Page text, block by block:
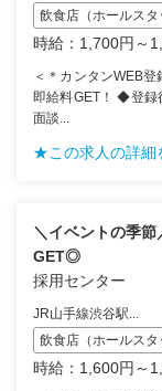
飲食店（ホールスタ
時給：1,700円～
＜＊カンタンWEB
即給料GET！ ◆登録
面談...
★この求人の詳細
＼イベントの季
GET◎
採用センター
JR山手線渋谷駅...
飲食店（ホールスタ
時給：1,600円～